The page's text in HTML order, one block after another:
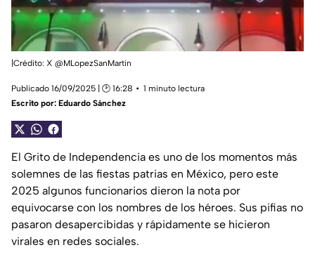
|Crédito: X @MLopezSanMartin
Publicado 16/09/2025 | 🕑 16:28
1 minuto lectura
Escrito por: Eduardo Sánchez
El Grito de Independencia es uno de los momentos más
solemnes de las fiestas patrias en México, pero este
2025 algunos funcionarios dieron la nota por
equivocarse con los nombres de los héroes. Sus pifias no
pasaron desapercibidas y rápidamente se hicieron
virales en redes sociales.